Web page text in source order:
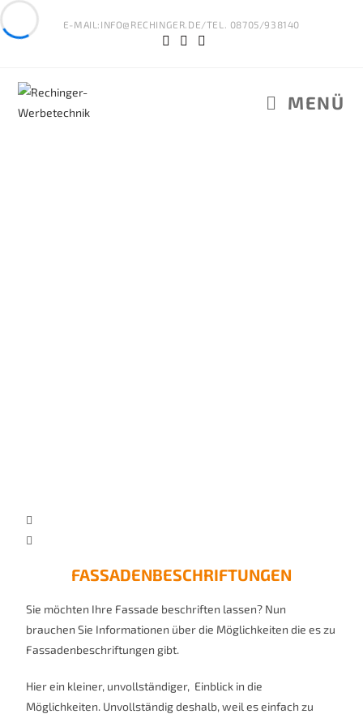
E-MAIL:INFO@RECHINGER.DE/TEL. 08705/938140
MENÜ
FASSADENBESCHRIFTUNGEN
Sie möchten Ihre Fassade beschriften lassen? Nun
brauchen Sie Informationen über die Möglichkeiten die es zu
Fassadenbeschriftungen gibt.
Hier ein kleiner, unvollständiger, Einblick in die
Möglichkeiten. Unvollständig deshalb, weil es einfach zu